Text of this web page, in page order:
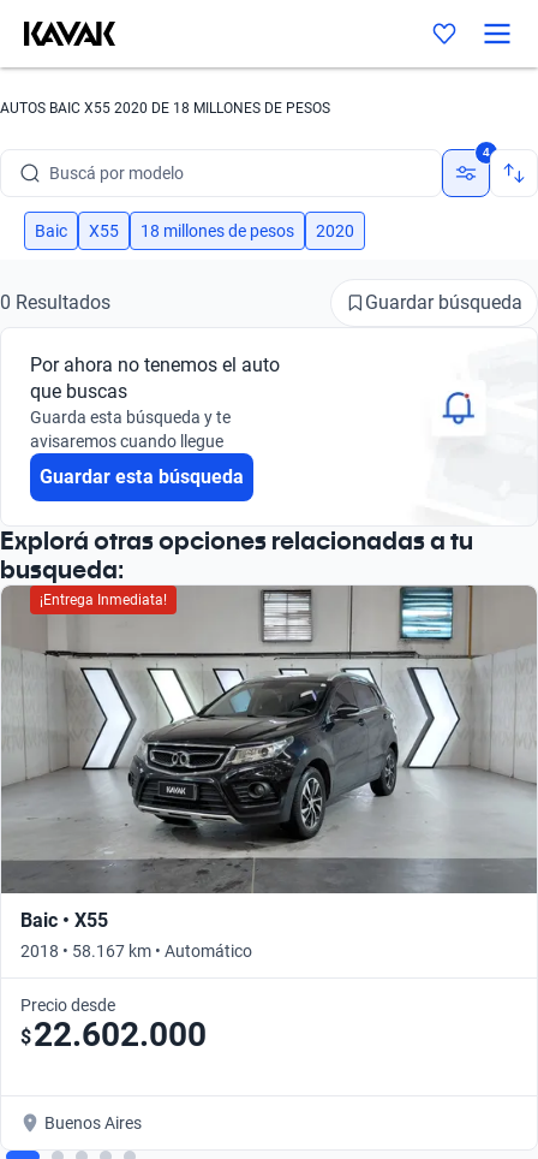
AUTOS BAIC X55 2020 DE 18 MILLONES DE PESOS
Buscá por modelo
Buscá por versión
Buscá por marca
Buscá por modelo
Buscá por versión
4
Baic X55 18 millones de pesos 2020
0 Resultados Guardar búsqueda
Por ahora no tenemos el auto
que buscas
Guarda esta búsqueda y te
avisaremos cuando llegue
Guardar esta búsqueda
Explorá otras opciones relacionadas a tu
busqueda:
¡Entrega Inmediata!
Baic • X55
2018 • 58.167 km • Automático
Precio desde
$22.602.000
Buenos Aires